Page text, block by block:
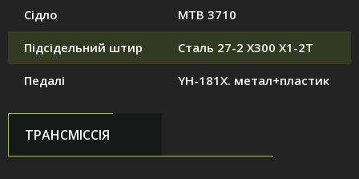
Сідло MTB 3710
Підсідельний штир Сталь 27-2 X300 X1-2T
Педалі YH-181X. метал+пластик
ТРАНСМІССІЯ